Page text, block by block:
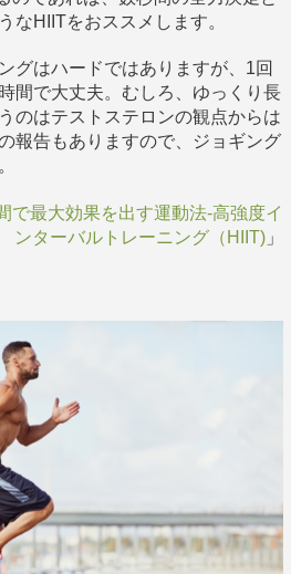
なHIITをおススメします。
グはハードではありますが、1回
間で大丈夫。むしろ、ゆっくり長
のはテストステロンの観点からは
報告もありますので、ジョギング
で最大効果を出す運動法-高強度イ
ンターバルトレーニング（HIIT) 」